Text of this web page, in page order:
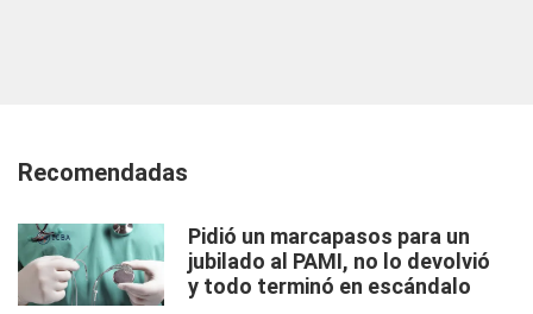
Recomendadas
Pidió un marcapasos para un
jubilado al PAMI, no lo devolvió
y todo terminó en escándalo